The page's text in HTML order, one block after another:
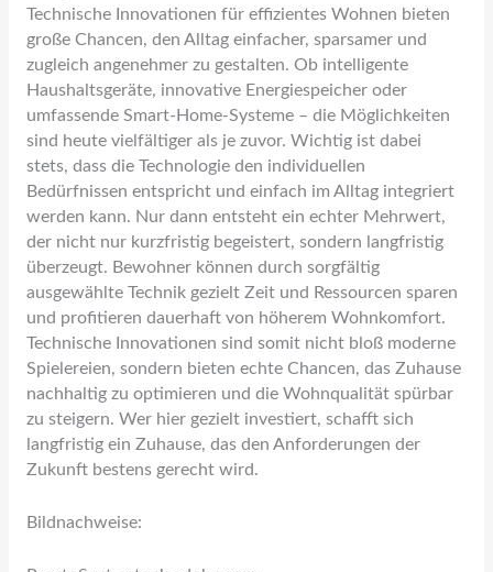
Technische Innovationen für effizientes Wohnen bieten
große Chancen, den Alltag einfacher, sparsamer und
zugleich angenehmer zu gestalten. Ob intelligente
Haushaltsgeräte, innovative Energiespeicher oder
umfassende Smart-Home-Systeme – die Möglichkeiten
sind heute vielfältiger als je zuvor. Wichtig ist dabei
stets, dass die Technologie den individuellen
Bedürfnissen entspricht und einfach im Alltag integriert
werden kann. Nur dann entsteht ein echter Mehrwert,
der nicht nur kurzfristig begeistert, sondern langfristig
überzeugt. Bewohner können durch sorgfältig
ausgewählte Technik gezielt Zeit und Ressourcen sparen
und profitieren dauerhaft von höherem Wohnkomfort.
Technische Innovationen sind somit nicht bloß moderne
Spielereien, sondern bieten echte Chancen, das Zuhause
nachhaltig zu optimieren und die Wohnqualität spürbar
zu steigern. Wer hier gezielt investiert, schafft sich
langfristig ein Zuhause, das den Anforderungen der
Zukunft bestens gerecht wird.
Bildnachweise: